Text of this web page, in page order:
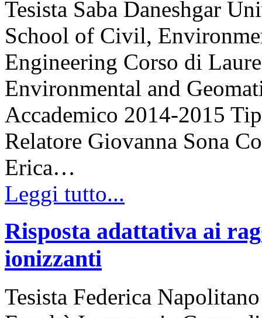
Tesista Saba Daneshgar
School of Civil,
Engineering Corso di
Environmental and
Accademico 2014-2015
Relatore Giovanna Sona
Erica…
Leggi tutto...
Risposta adattativa ai
ionizzanti
Tesista Federica